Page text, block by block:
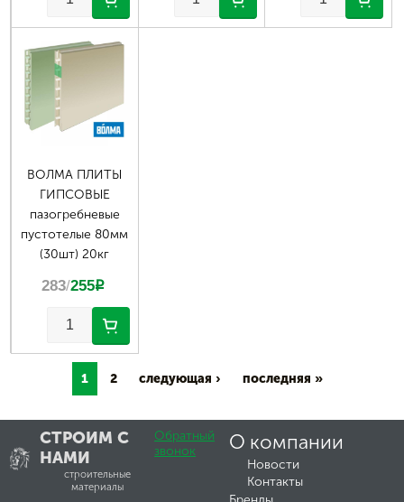
ВОЛМА ПЛИТЫ
ГИПСОВЫЕ
пазогребневые
пустотелые 80мм
(30шт) 20кг
283/255p
1 2 следующая › последняя »
СТРОИМ С
НАМИ
строительные
материалы
Обратный
звонок
О компании
Новости
Контакты